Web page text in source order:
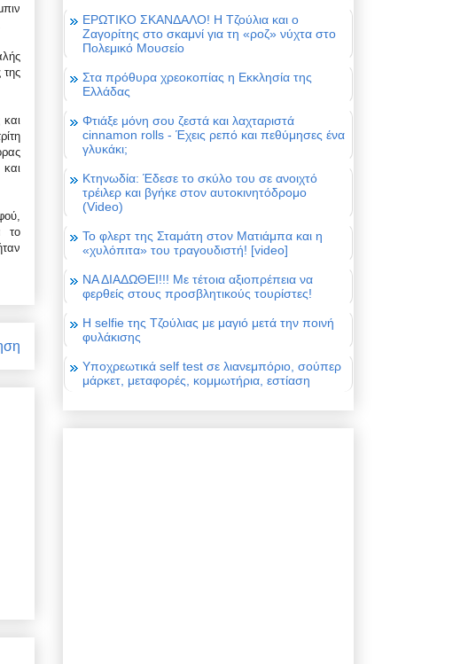
το
ΕΡΩΤΙΚΟ ΣΚΑΝΔΑΛΟ! Η Τζούλια και ο
Ζαγορίτης στο σκαμνί για τη «ροζ» νύχτα στο
Πολεμικό Μουσείο
Στα πρόθυρα χρεοκοπίας η Εκκλησία της
Ελλάδας
Φτιάξε μόνη σου ζεστά και λαχταριστά
cinnamon rolls - Έχεις ρεπό και πεθύμησες ένα
γλυκάκι;
Κτηνωδία: Έδεσε το σκύλο του σε ανοιχτό
τρέιλερ και βγήκε στον αυτοκινητόδρομο
(Video)
Το φλερτ της Σταμάτη στον Ματιάμπα και η
«χυλόπιτα» του τραγουδιστή! [video]
ΝΑ ΔΙΑΔΩΘΕΙ!!! Με τέτοια αξιοπρέπεια να
φερθείς στους προσβλητικούς τουρίστες!
Η selfie της Τζούλιας με μαγιό μετά την ποινή
φυλάκισης
Υποχρεωτικά self test σε λιανεμπόριο, σούπερ
μάρκετ, μεταφορές, κομμωτήρια, εστίαση